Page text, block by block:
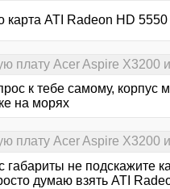
ATI Radeon HD 5550
плату Acer Aspire X3200
к тебе самому, корпус
на морях
плату Acer Aspire X3200
габариты не подскажите
думаю взять ATI